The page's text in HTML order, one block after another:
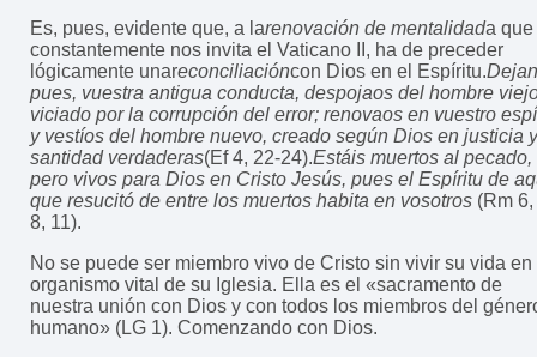
Es, pues, evidente que, a larenovación de mentalidada que
constantemente nos invita el Vaticano II, ha de preceder
lógicamente unareconciliacióncon Dios en el Espíritu.
pues, vuestra antigua conducta, despojaos del hombre
viciado por la corrupción del error; renovaos en vuestro
y vestíos del hombre nuevo, creado según Dios en justicia y
santidad verdaderas(Ef 4, 22-24).Estáis muertos al pecado,
pero vivos para Dios en Cristo Jesús, pues el Espíritu de
que resucitó de entre los muertos habita en vosotros (Rm 6,
8, 11).
No se puede ser miembro vivo de Cristo sin vivir su vida en
organismo vital de su Iglesia. Ella es el «sacramento de
nuestra unión con Dios y con todos los miembros del
humano» (LG 1). Comenzando con Dios.